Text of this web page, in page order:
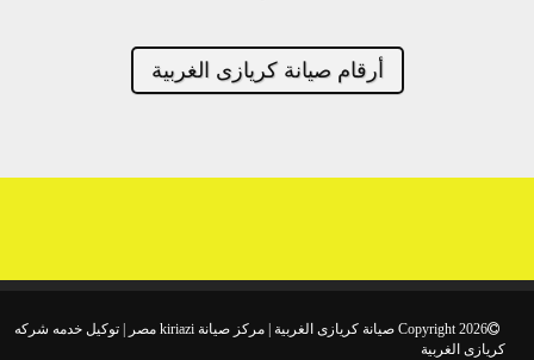
أرقام صيانة كريازى الغربية
Copyright 2026 صيانة كريازى الغربية | مركز صيانة kiriazi مصر | توكيل خدمه شركه
كريازى الغربية